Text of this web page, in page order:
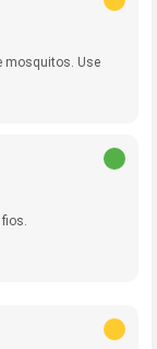
mosquitos. Use